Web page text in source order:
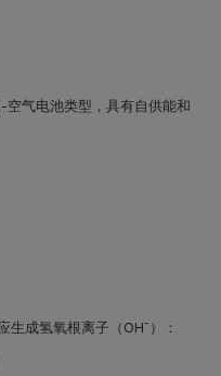
气电池类型，具有自供能和
成氢氧根离子（OH⁻）：